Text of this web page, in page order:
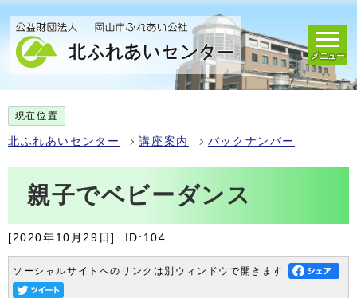
メニュー
現在位置
北ふれあいセンター 講座案内 バックナンバー
親子でベビーダンス
[2020年10月29日] ID:104
ソーシャルサイトへのリンクは別ウィンドウで開きます